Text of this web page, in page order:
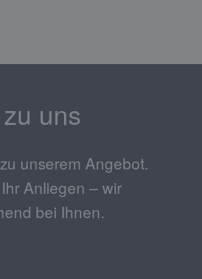
uns
unserem Angebot.
Anliegen – wir
bei Ihnen.